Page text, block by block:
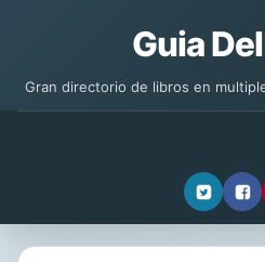
Guia
Gran directorio de libros en